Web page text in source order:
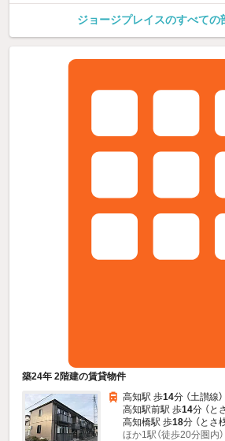
ジョージプレイスのすべての
築24年 2階建の賃貸物件
高知駅 歩14分 （土讃線）
高知駅前駅 歩14分 （と
高知橋駅 歩18分 （とさ
ほか1駅（徒歩20分圏内）